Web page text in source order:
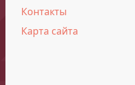
Контакты
Карта сайта